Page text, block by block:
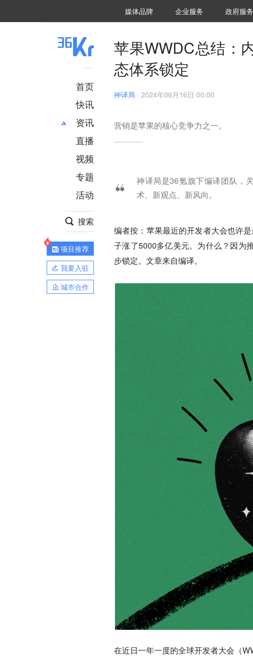
媒体品牌 36Kr研究院
企业服务 城市之窗
政府服务
首页
快讯
资讯
推荐
财经
项目推荐
安徽
直播
视频
专题
活动
搜索
项目推荐
我要入驻
城市合作
苹果WWDC总结：
态体系锁定
神译局 · 2024年06月16日 00:00
营销是苹果的核心竞争力之一。
神译局是36氪旗下编译团队，
术、新观点、新风向。
编者按：苹果最近的开发者大会也许
子涨了5000多亿美元。为什么？因为
步锁定。文章来自编译。
在近日一年一度的全球开发者大会（